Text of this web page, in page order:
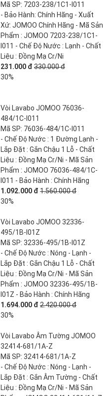
Mã SP: 7203-238/1C1-I011
- Bảo Hành: Chính Hãng - Xuất
Xứ: JOMOO Chính Hãng - Mã Sản
Phẩm : JOMOO 7203-238/1C1-
I011 - Chế Độ Nước : Lạnh - Chất
Liệu : Đồng Mạ Cr/Ni
231.000 đ 330.000 đ
30%
Vòi Lavabo JOMOO 76036-
484/1C-I011
Mã SP: 76036-484/1C-I011
- Chế Độ Nước : 1 Đường Lạnh -
Lắp Đặt : Gắn Chậu 1 Lỗ - Chất
Liệu : Đồng Mạ Cr/Ni - Mã Sản
Phẩm : JOMOO 76036-484/1C-
I011 - Bảo Hành : Chính Hãng
1.092.000 đ 1.560.000 đ
30%
Vòi Lavabo JOMOO 32336-
495/1B-I01Z
Mã SP: 32336-495/1B-I01Z
- Chế Độ Nước : Nóng - Lạnh -
Lắp Đặt : Gắn Chậu 1 Lỗ - Chất
Liệu : Đồng Mạ Cr/Ni - Mã Sản
Phẩm : JOMOO 32336-495/1B-
I01Z - Bảo Hành : Chính Hãng
1.694.000 đ 2.420.000 đ
30%
Vòi Lavabo Âm Tường JOMOO
32414-681/1A-Z
Mã SP: 32414-681/1A-Z
- Chế Độ Nước : Nóng - Lạnh -
Lắp Đặt : Gắn Âm Tường - Chất
Liệu : Đồng Mạ Cr/Ni - Mã Sản